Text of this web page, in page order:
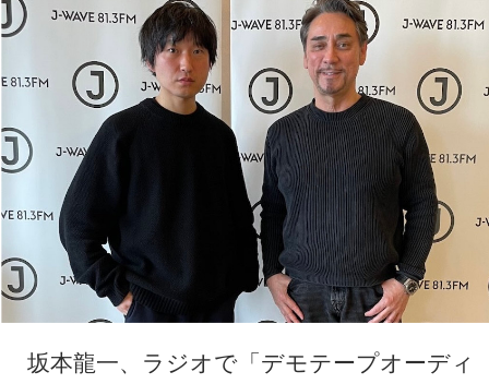
坂本龍一、ラジオで「デモテープオーディ